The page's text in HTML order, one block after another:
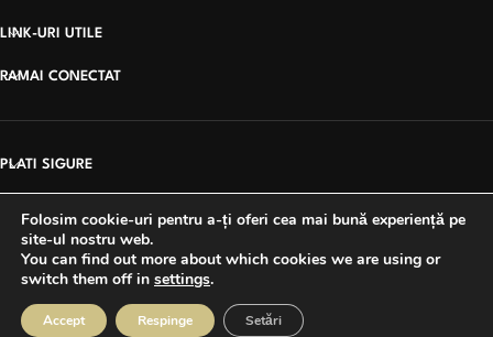
LINK-URI UTILE
RAMAI CONECTAT
PLATI SIGURE
Copyright © 2026 Rosters Coffee | Site creat de
VoxDigital Agency
Folosim cookie-uri pentru a-ți oferi cea mai bună experiență pe
site-ul nostru web.
You can find out more about which cookies we are using or
switch them off in settings.
Accept Respinge Setări